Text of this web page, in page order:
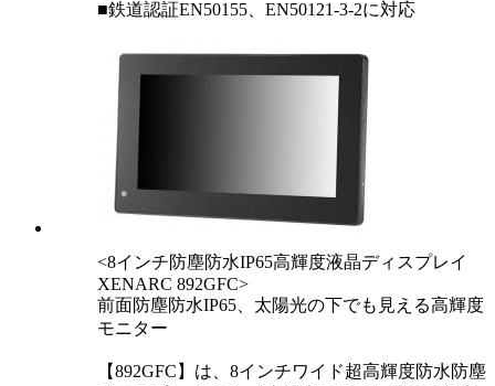
■鉄道認証EN50155、EN50121-3-2に対応
<8インチ防塵防水IP65高輝度液晶ディスプレイ
XENARC 892GFC>
前面防塵防水IP65、太陽光の下でも見える高輝度
モニター
【892GFC】は、8インチワイド超高輝度防水防塵